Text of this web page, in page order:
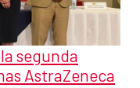
segunda
AstraZeneca